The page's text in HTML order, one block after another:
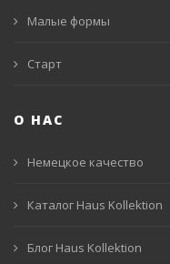
Малые формы
Старт
О НАС
Немецкое качество
Каталог Haus Kollektion
Блог Haus Kollektion